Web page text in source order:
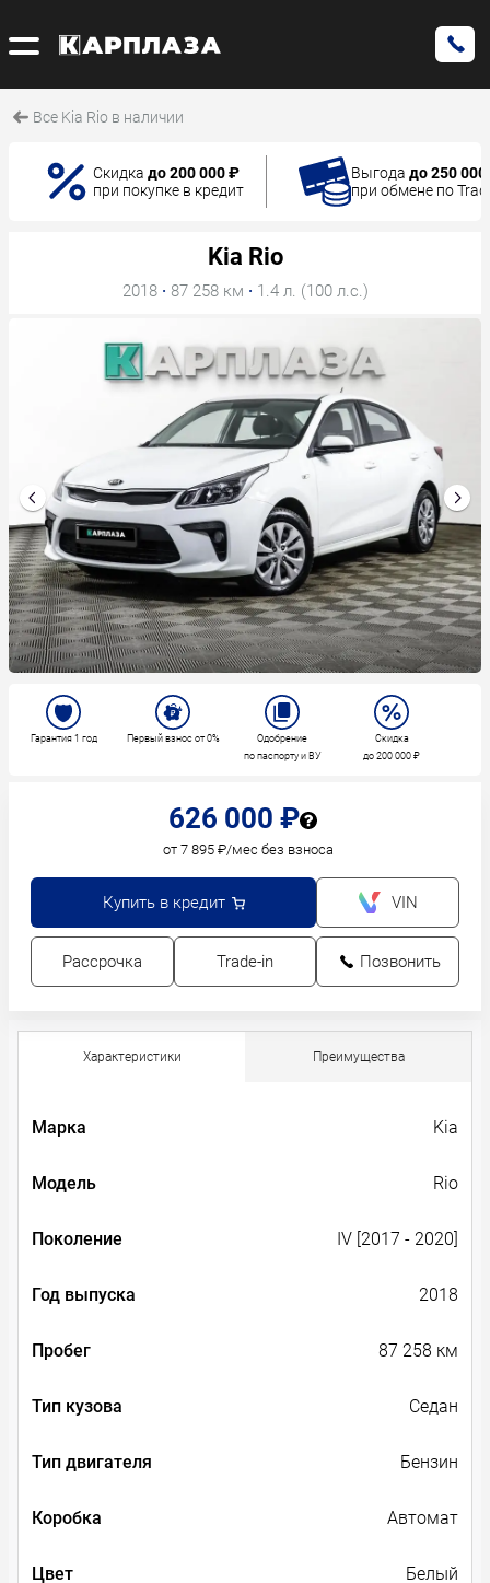
Все Kia Rio в наличии
Скидка до 200 000 ₽
при покупке в кредит
Выгода до 250
при обмене по
626 000 ₽
от 7 895 ₽/мес без взноса
Купить в кредит VIN
Рассрочка Trade-in Позвонить
Гарантия 1 год Первый взнос от 0%
Одобрение
по паспорту и ВУ
Скидка
до 200 000 ₽
Kia Rio
2018 · 87 258 км · 1.4 л. (100 л.с.)
Характеристики Преимущества
Марка Kia
Модель Rio
Поколение IV [2017 - 2020]
Год выпуска 2018
Пробег 87 258 км
Тип кузова Седан
Тип двигателя Бензин
Коробка Автомат
Цвет Белый